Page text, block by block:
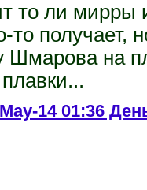
то ли
то получает,
Шмарова на
14 01:36